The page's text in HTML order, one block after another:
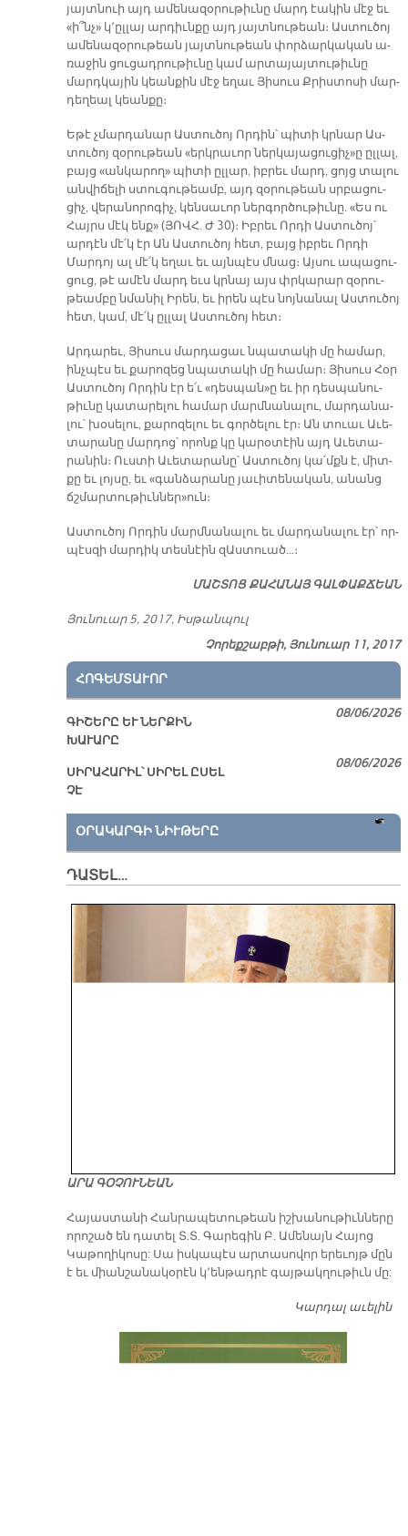
յայտ­նուի այդ ա­մե­նա­զօ­րու­թիւ­նը մարդ էա­կին մէջ եւ
«ի՞նչ» կ՚ըլ­լայ ար­դիւն­քը այդ յայտ­նու­թեան։ Աս­տու­ծոյ
ա­մե­նա­զօ­րու­թեան յայտ­նու­թեան փոր­ձար­կա­կան ա­
ռա­ջին ցու­ցադ­րու­թիւ­նը կամ ար­տա­յայ­տու­թիւ­նը
մարդ­կա­յին կեան­քին մէջ ե­ղաւ Յի­սուս Քրիս­տո­սի մար­
դե­ղեալ կեան­քը։
Ե­թէ չմար­դա­նար Աս­տու­ծոյ Որ­դին՝ պի­տի կրնար Աս­
տու­ծոյ զօ­րու­թեան «երկ­րա­ւոր ներ­կա­յա­ցու­ցիչ»ը ըլ­լալ,
բայց «ան­կա­րող» պի­տի ըլ­լար, իբ­րեւ մարդ, ցոյց տա­լու
ան­վի­ճե­լի ստու­գու­թեամբ, այդ զօ­րու­թեան սրբա­ցու­
ցիչ, վե­րա­նո­րո­գիչ, կեն­սա­ւոր ներ­գոր­ծու­թիւ­նը. «Ես ու
Հայրս մէկ ենք» (ՅՈՎՀ. Ժ 30)։ Իբ­րեւ Որ­դի Աս­տու­ծոյ՝
ար­դէն մէ՛կ էր Ան Աս­տու­ծոյ հետ, բայց իբ­րեւ Որ­դի
Մար­դոյ ալ մէ՛կ ե­ղաւ եւ այն­պէս մնաց։ Այ­սու ա­պա­ցու­
ցուց, թէ ա­մէն մարդ եւս կրնայ այս փրկա­րար զօ­րու­
թեամ­բը նմա­նիլ Ի­րեն, եւ ի­րեն պէս նոյ­նա­նալ Աս­տու­ծոյ
հետ, կամ, մէ՛կ ըլ­լալ Աս­տու­ծոյ հետ։
Ար­դա­րեւ, Յի­սուս մար­դա­ցաւ նպա­տա­կի մը հա­մար,
ինչ­պէս եւ քա­րո­զեց նպա­տա­կի մը հա­մար։ Յի­սուս Հօր
Աս­տու­ծոյ Որ­դին էր ե՛ւ «դես­պան»ը եւ իր դես­պա­նու­
թիւ­նը կա­տա­րե­լու հա­մար մարմ­նա­նա­լու, մար­դա­նա­
լու՝ խօ­սե­լու, քա­րո­զե­լու եւ գոր­ծե­լու էր։ Ան տուաւ Ա­ւե­
տա­րա­նը մար­դոց՝ ո­րոնք կը կա­րօ­տէին այդ Ա­ւե­տա­
րա­նին։ Ուս­տի Ա­ւե­տա­րա­նը՝ Աս­տու­ծոյ կա՛մքն է, միտ­
քը եւ լոյ­սը, եւ «գան­ձա­րա­նը յա­ւի­տե­նա­կան, ա­նանց
ճշմար­տու­թիւն­ներ»ուն։
Աս­տու­ծոյ Որ­դին մարմ­նա­նա­լու եւ մար­դա­նա­լու էր՝ որ­
պէս­զի մար­դիկ տես­նէին զԱս­տուած…։
ՄԱՇ­ՏՈՑ ՔԱ­ՀԱ­ՆԱՅ ԳԱԼ­ՓԱՔ­ՃԵԱՆ
Յու­նուար 5, 2017, Իս­թան­պուլ
Չորեքշաբթի, Յունուար 11, 2017
ՀՈԳԵՄՏԱՒՈՐ
ԳԻՇԵՐԸ ԵՒ ՆԵՐՔԻՆ
ԽԱՒԱՐԸ
08/06/2026
ՍԻՐԱՀԱՐԻԼ՝ ՍԻՐԵԼ ԸՍԵԼ
ՉԷ
08/06/2026
ՕՐԱԿԱՐԳԻ ՆԻՒԹԵՐԸ
ԴԱՏԵԼ…
ԱՐԱ ԳՕՉՈՒՆԵԱՆ
​Հայաստանի Հանրապետութեան իշխանութիւնները
որոշած են դատել Տ.Տ. Գարեգին Բ. Ամենայն Հայոց
Կաթողիկոսը: Սա իսկապէս արտասովոր երեւոյթ մըն
է եւ միանշանակօրէն կ՚ենթադրէ գայթակղութիւն մը:
Կարդալ աւելին